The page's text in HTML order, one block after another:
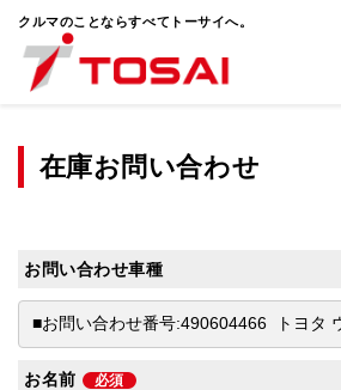
クルマのことならすべてトーサイへ。
在庫お問い合わせ
お問い合わせ車種
お名前 必須